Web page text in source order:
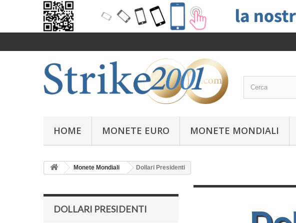
HOME MONETE EURO MONETE MONDIALI
Monete Mondiali Dollari Presidenti
DOLLARI PRESIDENTI